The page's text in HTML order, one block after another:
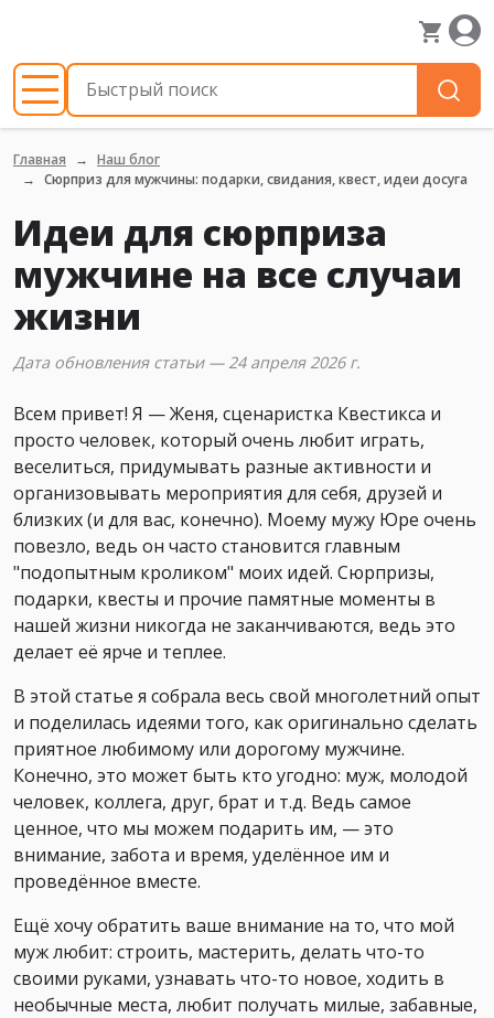
Главная
Наш блог
Сюрприз для мужчины: подарки, свидания, квест, идеи досуга
Идеи для сюрприза
мужчине на все случаи
жизни
Дата обновления статьи — 24 апреля 2026 г.
Всем привет! Я — Женя, сценаристка Квестикса и
просто человек, который очень любит играть,
веселиться, придумывать разные активности и
организовывать мероприятия для себя, друзей и
близких (и для вас, конечно). Моему мужу Юре очень
повезло, ведь он часто становится главным
"подопытным кроликом" моих идей. Сюрпризы,
подарки, квесты и прочие памятные моменты в
нашей жизни никогда не заканчиваются, ведь это
делает её ярче и теплее.
В этой статье я собрала весь свой многолетний опыт
и поделилась идеями того, как оригинально сделать
приятное любимому или дорогому мужчине.
Конечно, это может быть кто угодно: муж, молодой
человек, коллега, друг, брат и т.д. Ведь самое
ценное, что мы можем подарить им, — это
внимание, забота и время, уделённое им и
проведённое вместе.
Ещё хочу обратить ваше внимание на то, что мой
муж любит: строить, мастерить, делать что-то
своими руками, узнавать что-то новое, ходить в
необычные места, любит получать милые, забавные,